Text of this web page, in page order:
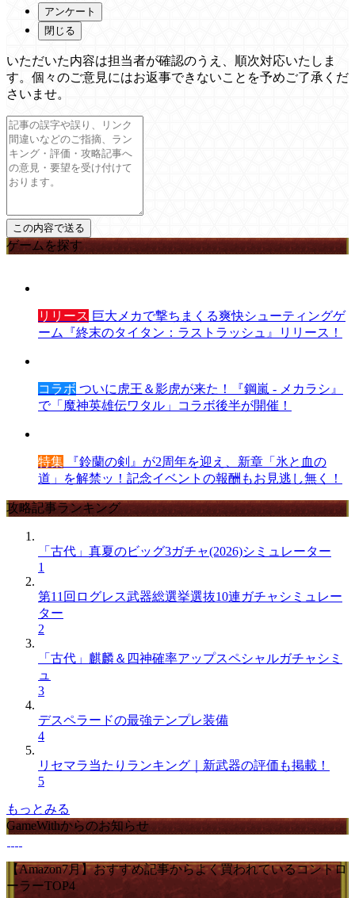
アンケート
閉じる
いただいた内容は担当者が確認のうえ、順次対応いたしま
す。個々のご意見にはお返事できないことを予めご了承くだ
さいませ。
ゲームを探す
リリース 巨大メカで撃ちまくる爽快シューティングゲ
ーム『終末のタイタン：ラストラッシュ』リリース！
コラボ ついに虎王＆影虎が来た！『鋼嵐 - メカラシ』
で「魔神英雄伝ワタル」コラボ後半が開催！
特集 『鈴蘭の剣』が2周年を迎え、新章「氷と血の
道」を解禁ッ！記念イベントの報酬もお見逃し無く！
攻略記事ランキング
「古代」真夏のビッグ3ガチャ(2026)シミュレーター
1
第11回ログレス武器総選挙選抜10連ガチャシミュレー
ター
2
「古代」麒麟＆四神確率アップスペシャルガチャシミ
ュ
3
デスペラードの最強テンプレ装備
4
リセマラ当たりランキング｜新武器の評価も掲載！
5
もっとみる
GameWithからのお知らせ
【Amazon7月】おすすめ記事からよく買われているコントロ
ーラーTOP4